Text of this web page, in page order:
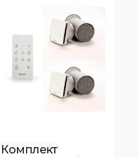
Комплект